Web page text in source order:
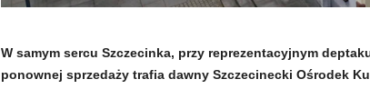
W samym sercu Szczecinka, przy reprezentacyjnym
ponownej sprzedaży trafia dawny Szczecinecki Ośrodek